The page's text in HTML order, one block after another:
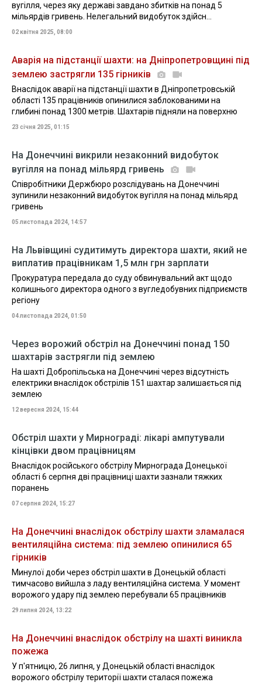
вугілля, через яку державі завдано збитків на понад 5
мільярдів гривень. Нелегальний видобуток здійсн...
02 квітня 2025, 08:00
Аварія на підстанції шахти: на Дніпропетровщині під
землею застрягли 135 гірників
Внаслідок аварії на підстанції шахти в Дніпропетровській
області 135 працівників опинилися заблокованими на
глибині понад 1300 метрів. Шахтарів підняли на поверхню
23 січня 2025, 01:15
На Донеччині викрили незаконний видобуток
вугілля на понад мільярд гривень
Співробітники Держбюро розслідувань на Донеччині
зупинили незаконний видобуток вугілля на понад мільярд
гривень
05 листопада 2024, 14:57
На Львівщині судитимуть директора шахти, який не
виплатив працівникам 1,5 млн грн зарплати
Прокуратура передала до суду обвинувальний акт щодо
колишнього директора одного з вугледобувних підприємств
регіону
04 листопада 2024, 01:50
Через ворожий обстріл на Донеччині понад 150
шахтарів застрягли під землею
На шахті Добропільська на Донеччині через відсутність
електрики внаслідок обстрілів 151 шахтар залишається під
землею
12 вересня 2024, 15:44
Обстріл шахти у Мирнограді: лікарі ампутували
кінцівки двом працівницям
Внаслідок російського обстрілу Мирнограда Донецької
області 6 серпня дві працівниці шахти зазнали тяжких
поранень
07 серпня 2024, 15:27
На Донеччині внаслідок обстрілу шахти зламалася
вентиляційна система: під землею опинилися 65
гірників
Минулої доби через обстріл шахти в Донецькій області
тимчасово вийшла з ладу вентиляційна система. У момент
ворожого удару під землею перебували 65 працівників
29 липня 2024, 13:22
На Донеччині внаслідок обстрілу на шахті виникла
пожежа
У п'ятницю, 26 липня, у Донецькій області внаслідок
ворожого обстрілу території шахти сталася пожежа